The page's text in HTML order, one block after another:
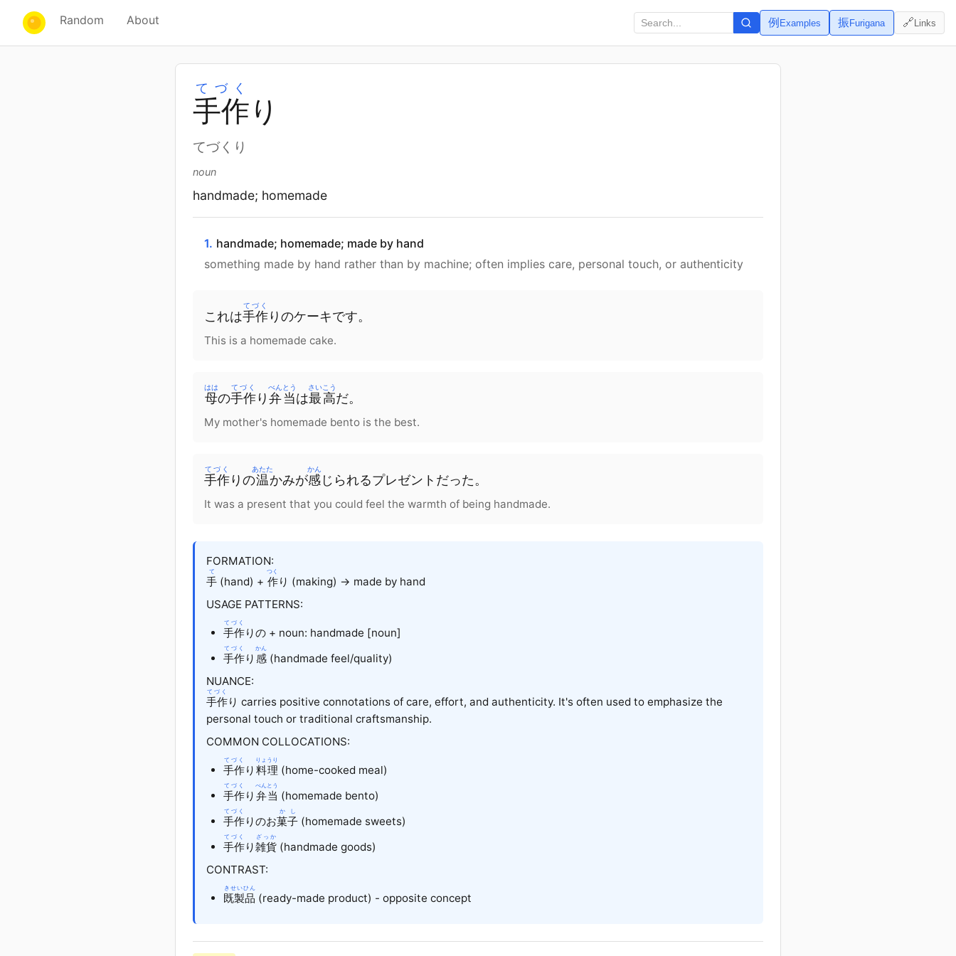
Random About 例 Examples 振Furigana 🔗Links
手作
てづく
り
てづくり
noun
handmade; homemade
1. handmade; homemade; made by hand
something made by hand rather than by machine; often implies care, personal touch, or authenticity
これは手作
てづく
りのケーキです。
This is a homemade cake.
母
はは
の手作
てづく
り 弁当
べんとう
は最高
さいこう
だ。
My mother's homemade bento is the best.
手作
てづく
りの温
あたた
かみが感
かん
じられるプレゼントだった。
It was a present that you could feel the warmth of being handmade.
FORMATION:
手
て
(hand) + 作
つく
り (making) → made by hand
USAGE PATTERNS:
手作
てづく
りの + noun: handmade [noun]
手作
てづく
り 感
かん
(handmade feel/quality)
NUANCE:
手作
てづく
り carries positive connotations of care, effort, and authenticity. It's often used to emphasize the
personal touch or traditional craftsmanship.
COMMON COLLOCATIONS:
手作
てづく
り 料理
りょうり
(home-cooked meal)
手作
てづく
り 弁当
べんとう
(homemade bento)
手作
てづく
りのお菓子
かし
(homemade sweets)
手作
てづく
り雑貨
ざっか
(handmade goods)
CONTRAST:
既製品
きせいひん
(ready-made product) - opposite concept